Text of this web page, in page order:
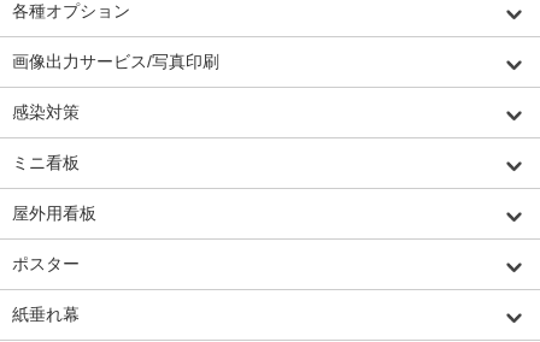
各種オプション
画像出力サービス/写真印刷
感染対策
ミニ看板
屋外用看板
ポスター
紙垂れ幕